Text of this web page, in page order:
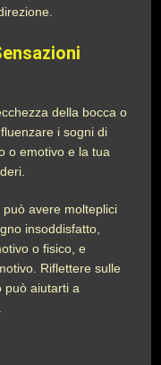
della bocca o
i sogni di
o emotivo e la tua
avere molteplici
insoddisfatto,
o fisico, e
Riflettere sulle
può aiutarti a